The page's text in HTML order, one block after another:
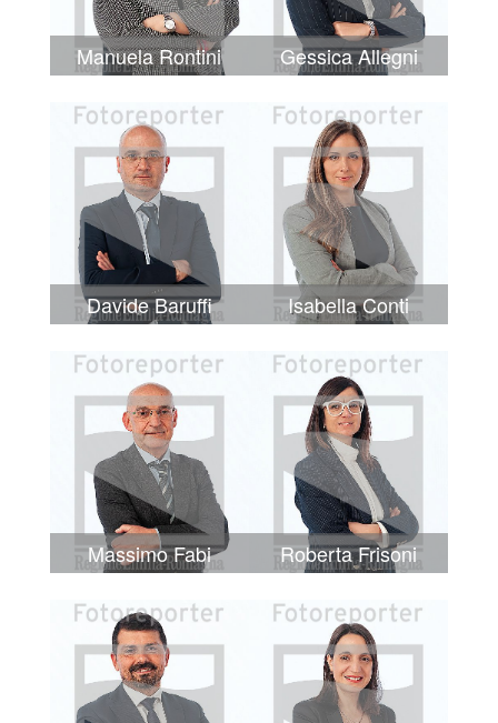
Manuela Rontini Gessica Allegni
Davide Baruffi Isabella Conti
Massimo Fabi Roberta Frisoni